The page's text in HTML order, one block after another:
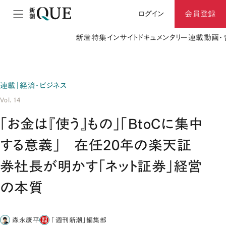
ログイン 会員登録
新着特集 インサイト ドキュメンタリー 連載動画
連載｜経済・ビジネス
Vol. 14
「お金は『使う』もの」「ＢtoＣに集中
する意義」 在任20年の楽天証
券社長が明かす「ネット証券」経営
の本質
森永康平 「週刊新潮」編集部